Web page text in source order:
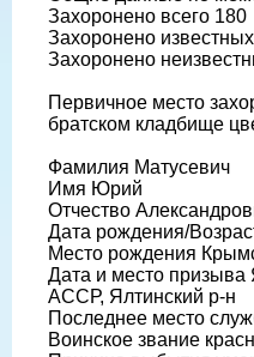
Захоронено всего 180
Захоронено
Захоронено
Первичное место
братском кладбище
Фамилия Матусевич
Имя Юрий
Отчество
Дата рождения/
Место рождения
Дата и место
АССР, Ялтинский р-н
Последнее место
Воинское звание